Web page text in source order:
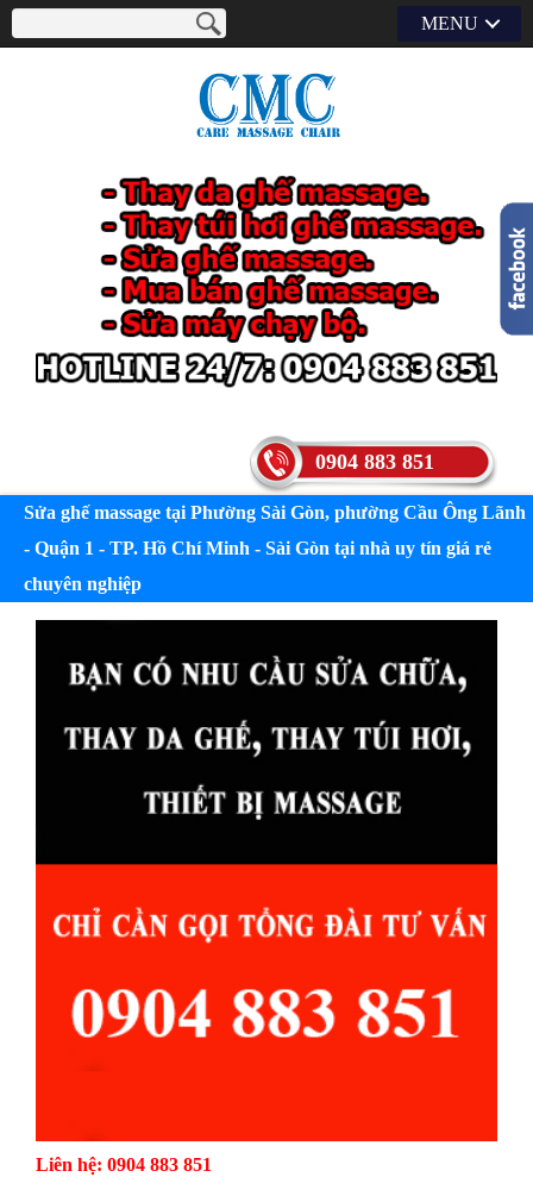
MENU
0904 883 851
Sửa ghế massage tại Phường Sài Gòn, phường Cầu Ông Lãnh
- Quận 1 - TP. Hồ Chí Minh - Sài Gòn tại nhà uy tín giá rẻ
chuyên nghiệp
Liên hệ: 0904 883 851